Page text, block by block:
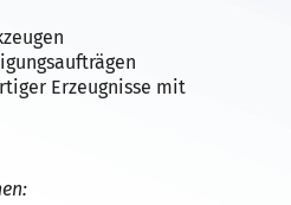
Erzeugnisse mit